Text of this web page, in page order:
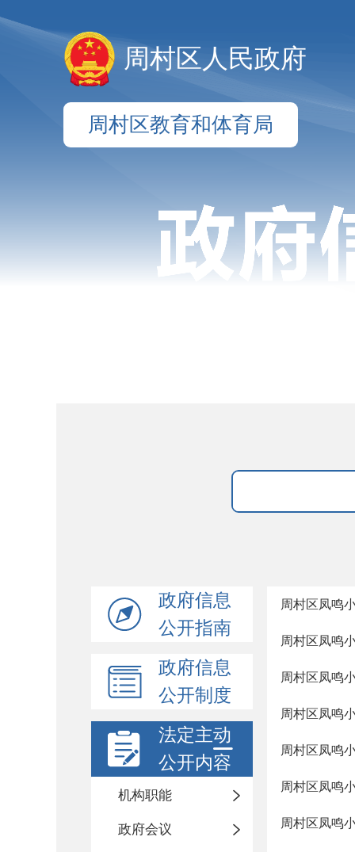
周村区人民政府
周村区教育和体育局
政府信息
公开指南
政府信息
公开制度
法定主动
公开内容
机构职能
政府会议
周村区凤鸣
周村区凤鸣
周村区凤鸣
周村区凤鸣
周村区凤鸣
周村区凤鸣
周村区凤鸣